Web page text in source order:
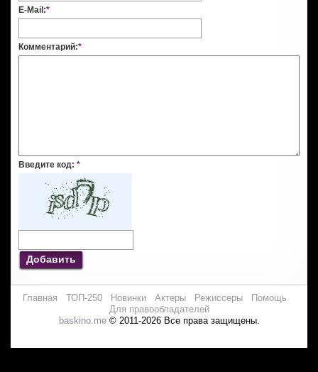
E-Mail:*
Комментарий:*
Введите код: *
Добавить
Главная ТОП-250 Новинки Актеры Режиссеры
Помощь
Для правообладателей
baskino.me© 2011-2026 Все права защищены.